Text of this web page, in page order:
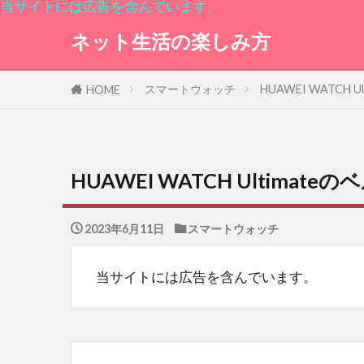
当サイトには広告を含んでいます。
ネット生活の楽しみ方
HOME スマートウォッチ HUAWEI WATCH
HUAWEI WATCH Ultimateの
2023年6月11日 スマートウォッチ
当サイトには広告を含んでいます。